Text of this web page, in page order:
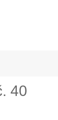
40